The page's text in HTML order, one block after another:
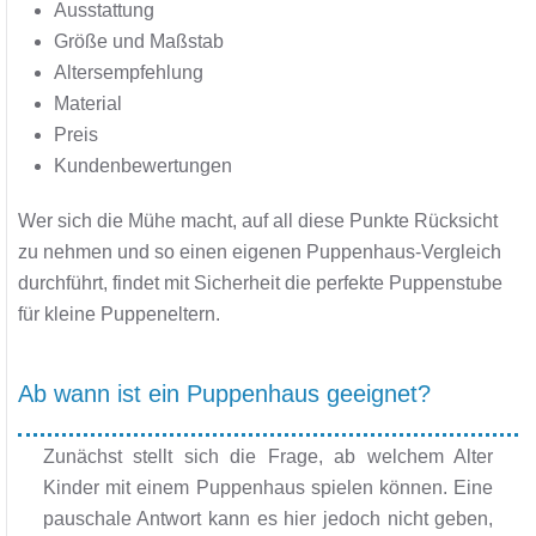
Ausstattung
Größe und Maßstab
Altersempfehlung
Material
Preis
Kundenbewertungen
Wer sich die Mühe macht, auf all diese Punkte Rücksicht
zu nehmen und so einen eigenen Puppenhaus-Vergleich
durchführt, findet mit Sicherheit die perfekte Puppenstube
für kleine Puppeneltern.
Ab wann ist ein Puppenhaus geeignet?
Zunächst stellt sich die Frage, ab welchem Alter
Kinder mit einem Puppenhaus spielen können. Eine
pauschale Antwort kann es hier jedoch nicht geben,